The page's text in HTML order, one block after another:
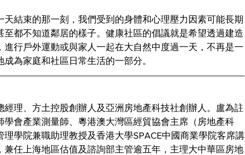
結束的那一刻，我們受到的身體和心理壓力因素可能長期
都不知道鄰居的樣子。健康社區的倡議就是希望透過建造
行戶外運動或與家人一起在大自然中度過一天，不再是一
為家庭和社區日常生活的一部分。
理、方土控股創辦人及亞洲房地產科技社創辦人。盧為註
會產業測量師、粵港澳​​大灣區經貿協會主席（房地產科
學院兼職助理教授及香港大學SPACE中國商業學院客席講
任上海地區估值及諮詢部主管逾五年，主理大中華區房地